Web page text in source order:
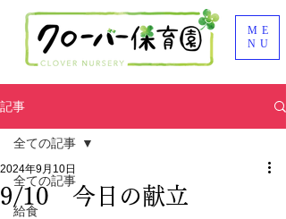
ME
NU
記事
全ての記事
給食
全ての記事
9/10 今日の献立
2024年9月10日